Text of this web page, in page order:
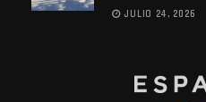
JULIO 24, 2026